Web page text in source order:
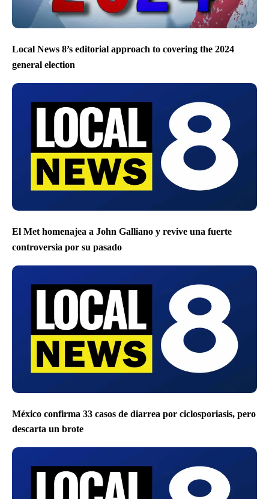
Local News 8’s editorial approach to covering the 2024
general election
El Met homenajea a John Galliano y revive una fuerte
controversia por su pasado
México confirma 33 casos de diarrea por ciclosporiasis, pero
descarta un brote